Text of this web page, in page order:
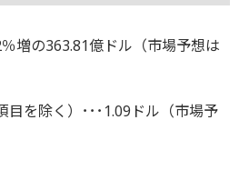
増の363.81億ドル（市場予想は
を除く）･･･1.09ドル（市場予